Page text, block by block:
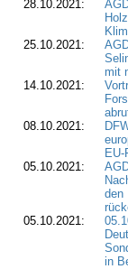
28.10.2021:
25.10.2021:
mit
14.10.2021:
08.10.2021:
05.10.2021:
den
05.10.2021:
in